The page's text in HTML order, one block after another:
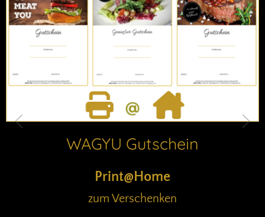
WAGYU MINUTENSTEAK
110,-€ / kg
inkl. MwSt.